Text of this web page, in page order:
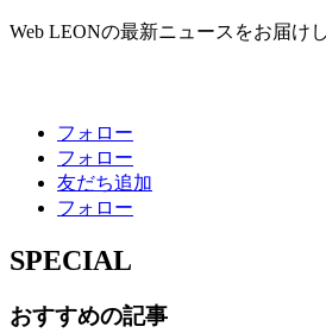
Web LEONの最新ニュースをお届けし
フォロー
フォロー
友だち追加
フォロー
SPECIAL
おすすめの記事